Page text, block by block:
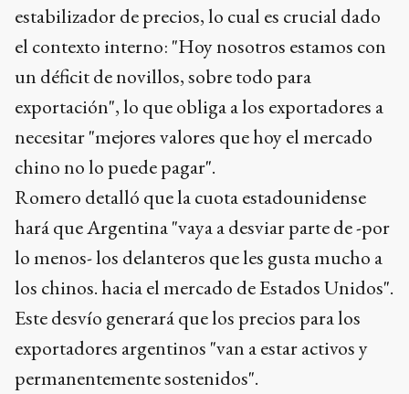
estabilizador de precios, lo cual es crucial dado
el contexto interno: "Hoy nosotros estamos con
un déficit de novillos, sobre todo para
exportación", lo que obliga a los exportadores a
necesitar "mejores valores que hoy el mercado
chino no lo puede pagar".
Romero detalló que la cuota estadounidense
hará que Argentina "vaya a desviar parte de -por
lo menos- los delanteros que les gusta mucho a
los chinos. hacia el mercado de Estados Unidos".
Este desvío generará que los precios para los
exportadores argentinos "van a estar activos y
permanentemente sostenidos".